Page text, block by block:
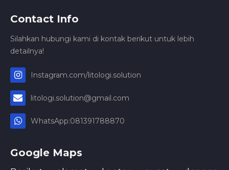
Contact Info
Silahkan hubungi kami di kontak berikut untuk lebih
detailnya!
Instagram.com/litologi.solution
litologi.solution@gmail.com
WhatsApp:081391788870
Google Maps